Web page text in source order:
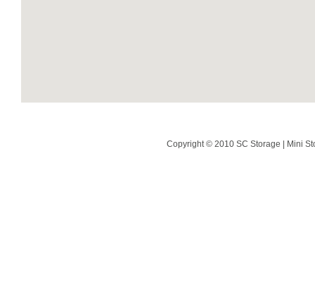
Copyright © 2010 SC Storage | Mini